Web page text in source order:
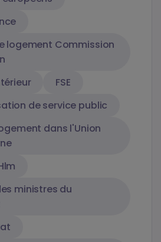
logement Commission
FSE
de service public
dans l'Union
ministres du